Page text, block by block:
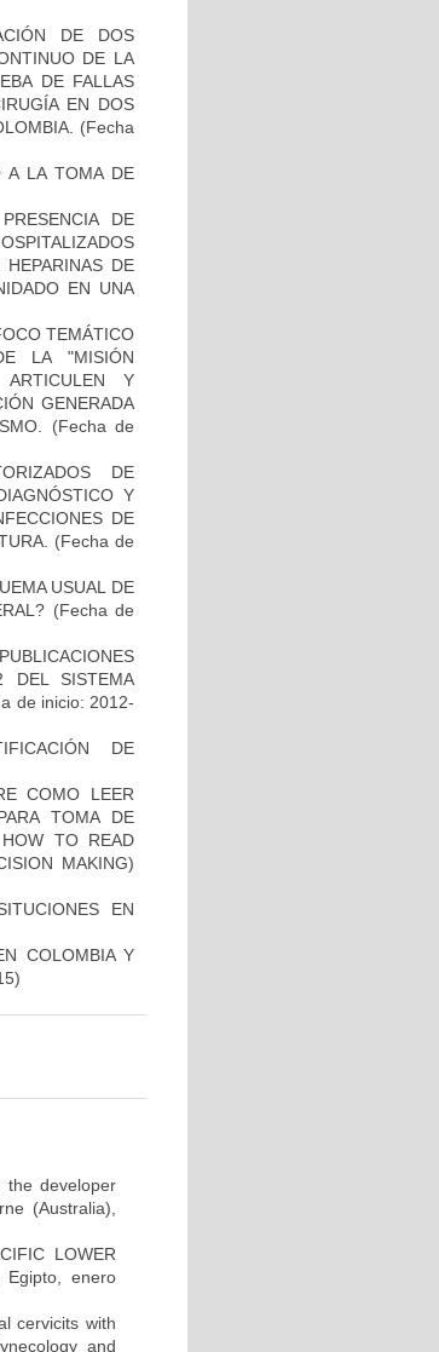
DE DOS
DE LA
DE FALLAS
EN DOS
(Fecha
A LA TOMA DE
DE
DE
EN UNA
TEMÁTICO
LA "MISIÓN
ARTICULEN Y
GENERADA
(Fecha de
DE
Y
DE
(Fecha de
USUAL DE
(Fecha de
DEL SISTEMA
de inicio: 2012-
DE
COMO LEER
TOMA DE
TO READ
MAKING)
EN
COLOMBIA Y
the developer
(Australia),
LOWER
Egipto, enero
cervicits with
and